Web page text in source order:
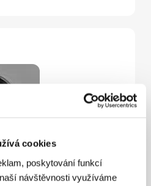
cookies
poskytování funkcí
návštěvnosti využíváme